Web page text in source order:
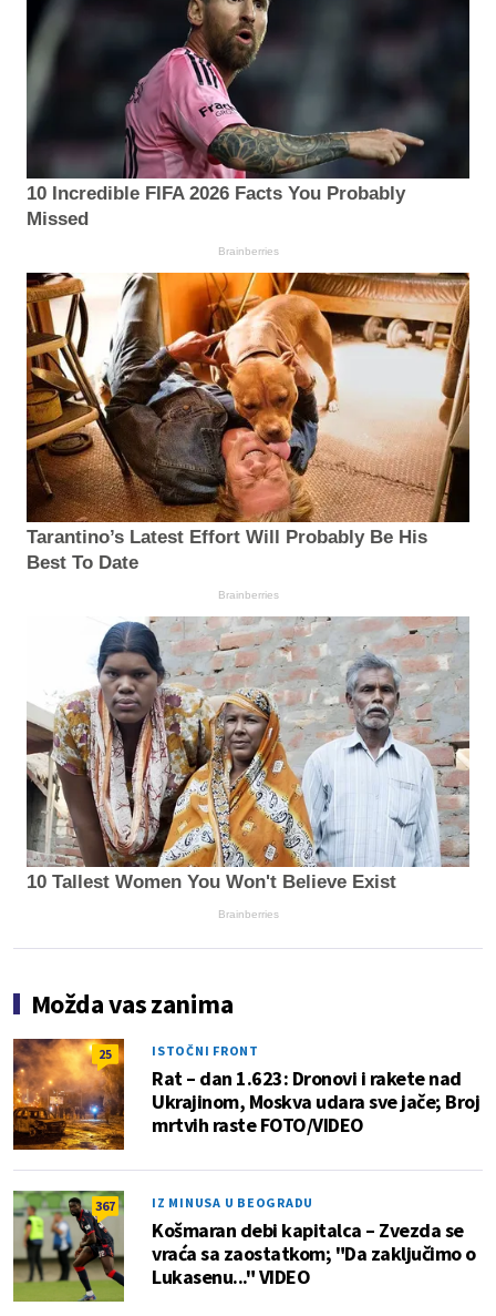
10 Incredible FIFA 2026 Facts You Probably
Missed
Brainberries
Tarantino’s Latest Effort Will Probably Be His
Best To Date
Brainberries
10 Tallest Women You Won't Believe Exist
Brainberries
Možda vas zanima
25 ISTOČNI FRONT
Rat – dan 1.623: Dronovi i rakete nad
Ukrajinom, Moskva udara sve jače; Broj
mrtvih raste FOTO/VIDEO
367 IZ MINUSA U BEOGRADU
Košmaran debi kapitalca – Zvezda se
vraća sa zaostatkom; "Da zaključimo o
Lukasenu..." VIDEO